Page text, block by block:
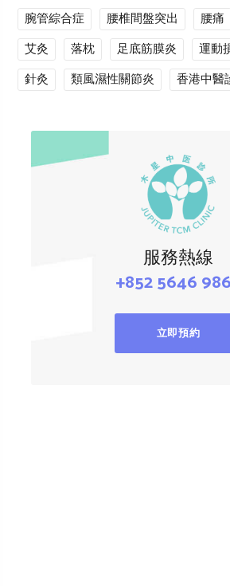
腕管綜合症
腰椎間盤突出 腰痛
艾灸
落枕 足底筋膜炎 運動
針灸
類風濕性關節炎 香港中醫
服務熱線
+852 5646
立即預約